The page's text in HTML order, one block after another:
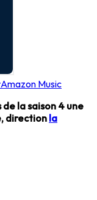
Amazon Music
la saison 4 une
direction la